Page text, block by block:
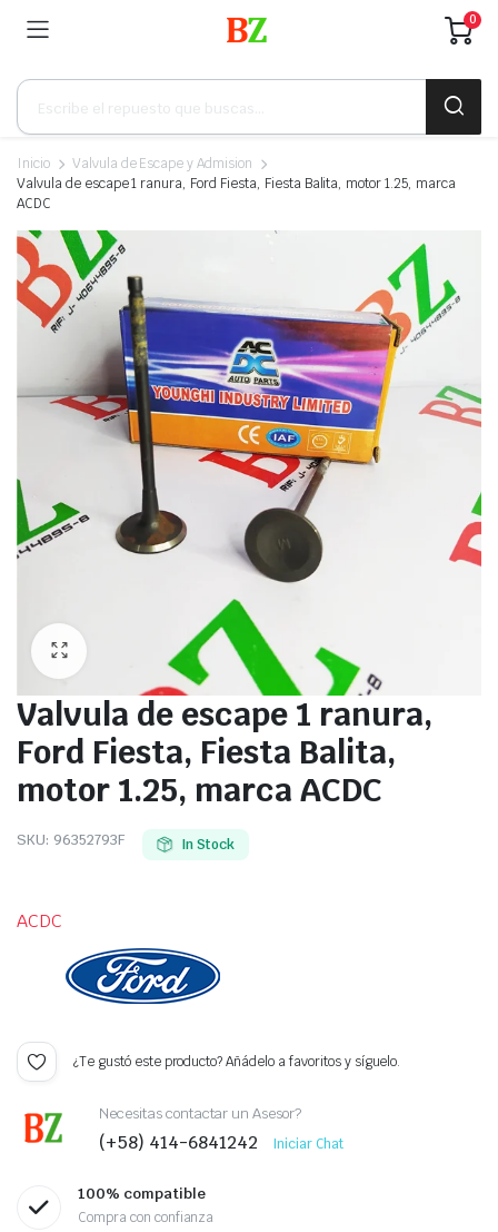
0
Búsqueda
productos
Inicio
Valvula de Escape y Admision
Valvula de escape 1 ranura, Ford Fiesta, Fiesta Balita, motor 1.25, marca
ACDC
Valvula de escape 1 ranura,
Ford Fiesta, Fiesta Balita,
motor 1.25, marca ACDC
SKU: 96352793F In Stock
ACDC
¿Te gustó este producto? Añádelo a favoritos y síguelo.
Necesitas contactar un Asesor?
(+58) 414-6841242 Iniciar Chat
100% compatible
Compra con confianza